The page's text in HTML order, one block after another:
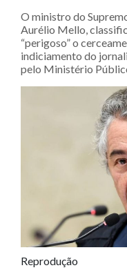
O ministro do
Aurélio Mello,
“perigoso” o
indiciamento do
pelo Ministério
Reprodução